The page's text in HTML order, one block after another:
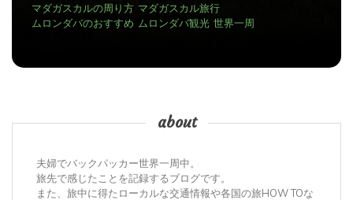
マダガスカルの周り方 マダガスカル旅行
ムロンダバのおすすめ ムロンダバ観光 世界一周
about
夫婦でバックパッカー世界一周中。
旅先で感じたことを記録するブログです。
また、旅中に得たローカルな交通情報や各国の旅HOW TOな